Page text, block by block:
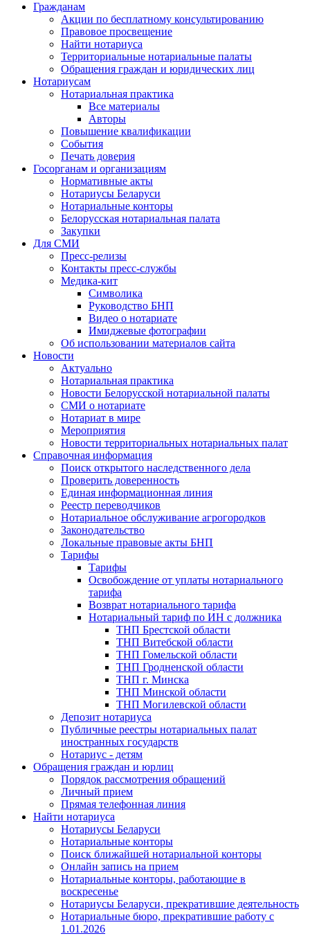
Гражданам
Акции по бесплатному консультированию
Правовое просвещение
Найти нотариуса
Территориальные нотариальные палаты
Обращения граждан и юридических лиц
Нотариусам
Нотариальная практика
Все материалы
Авторы
Повышение квалификации
События
Печать доверия
Госорганам и организациям
Нормативные акты
Нотариусы Беларуси
Нотариальные конторы
Белорусская нотариальная палата
Закупки
Для СМИ
Пресс-релизы
Контакты пресс-службы
Медика-кит
Символика
Руководство БНП
Видео о нотариате
Имиджевые фотографии
Об использовании материалов сайта
Новости
Актуально
Нотариальная практика
Новости Белорусской нотариальной палаты
СМИ о нотариате
Нотариат в мире
Мероприятия
Новости территориальных нотариальных палат
Справочная информация
Поиск открытого наследственного дела
Проверить доверенность
Единая информационная линия
Реестр переводчиков
Нотариальное обслуживание агрогородков
Законодательство
Локальные правовые акты БНП
Тарифы
Тарифы
Освобождение от уплаты нотариального
тарифа
Возврат нотариального тарифа
Нотариальный тариф по ИН с должника
ТНП Брестской области
ТНП Витебской области
ТНП Гомельской области
ТНП Гродненской области
ТНП г. Минска
ТНП Минской области
ТНП Могилевской области
Депозит нотариуса
Публичные реестры нотариальных палат
иностранных государств
Нотариус - детям
Обращения граждан и юрлиц
Порядок рассмотрения обращений
Личный прием
Прямая телефонная линия
Найти нотариуса
Нотариусы Беларуси
Нотариальные конторы
Поиск ближайшей нотариальной конторы
Онлайн запись на прием
Нотариальные конторы, работающие в
воскресенье
Нотариусы Беларуси, прекратившие деятельность
Нотариальные бюро, прекратившие работу с
1.01.2026